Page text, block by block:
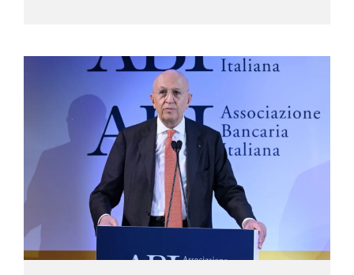
riguardano le novità nella disciplina internazionale e
nazionale, e forniscono informazioni su
eventuali consultazioni pubbliche e su pronunce di
particolare rilevanza emesse nell’esercizio
dell’attività giurisdizionale. In questo numero
l’approfondimento è dedicato, in particolare: alla
recente normativa della UE sugli obblighi
antiriciclaggio (c.d. AML Package), tra cui il
Regolamento Antiriciclaggio e la Direttiva AML;
all’AMLA, ovvero alla nuova Autorità europea che